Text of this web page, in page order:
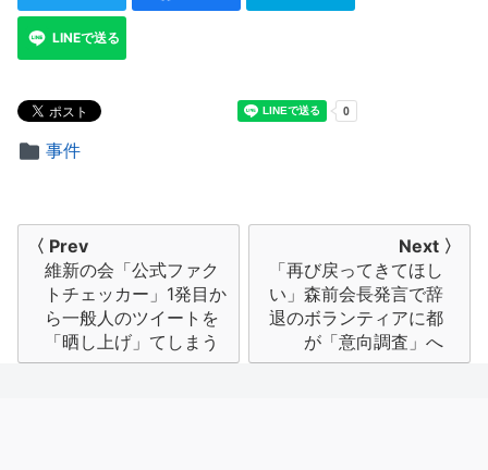
LINEで送る
事件
ビ
〈 Prev
維新の会「公式ファク
トチェッカー」1発目か
ら一般人のツイートを
「晒し上げ」てしまう
Next 〉
「再び戻ってきてほし
い」森前会長発言で辞
退のボランティアに都
が「意向調査」へ